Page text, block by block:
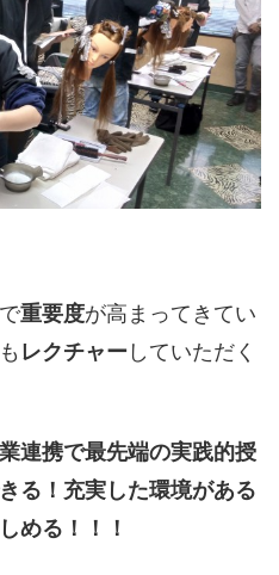
で重要度が高まってきてい
も レクチャーしていただく
連携で最先端の実践的授
る！充実した環境がある
める！！！